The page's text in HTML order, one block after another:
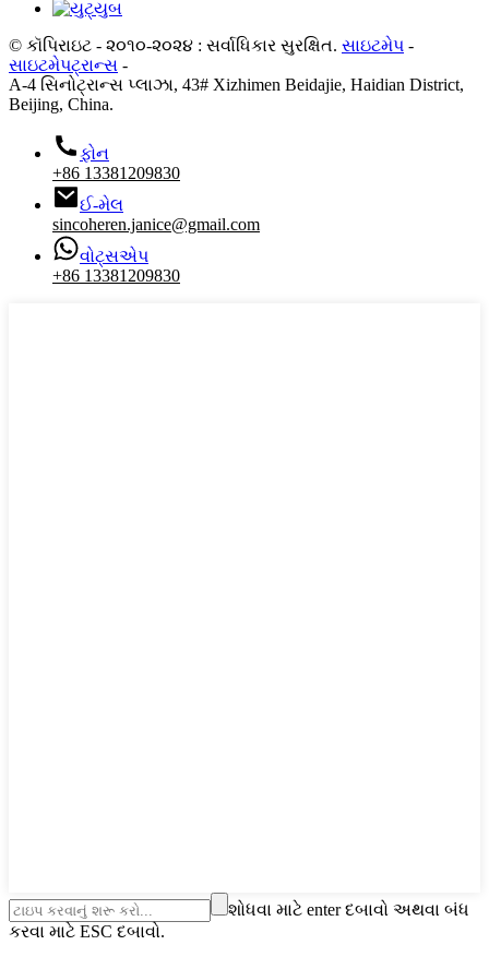
© કૉપિરાઇટ - ૨૦૧૦-૨૦૨૪ : સર્વાધિકાર સુરક્ષિત. સાઇટમેપ -
સાઇટમેપટ્રાન્સ -
A-4 સિનોટ્રાન્સ પ્લાઝા, 43# Xizhimen Beidajie, Haidian District,
Beijing, China.
ફોન
+86 13381209830
ઈ-મેલ
sincoheren.janice@gmail.com
વોટ્સએપ
+86 13381209830
શોધવા માટે enter દબાવો અથવા બંધ
કરવા માટે ESC દબાવો.